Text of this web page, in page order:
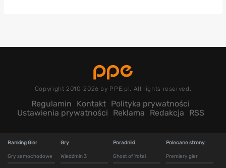
Copyright 2010-2026 by PPE.pl. All rights reserved.
Regulamin Kontakt Polityka prywatności
Ustawienia prywatności
Reklama Redakcja RSS
Ranking Gier
Gry samochodowe
Gry
Wiedźmin 3
Poradniki
Ghost of Yotei
Polecane strony
Premiery gier